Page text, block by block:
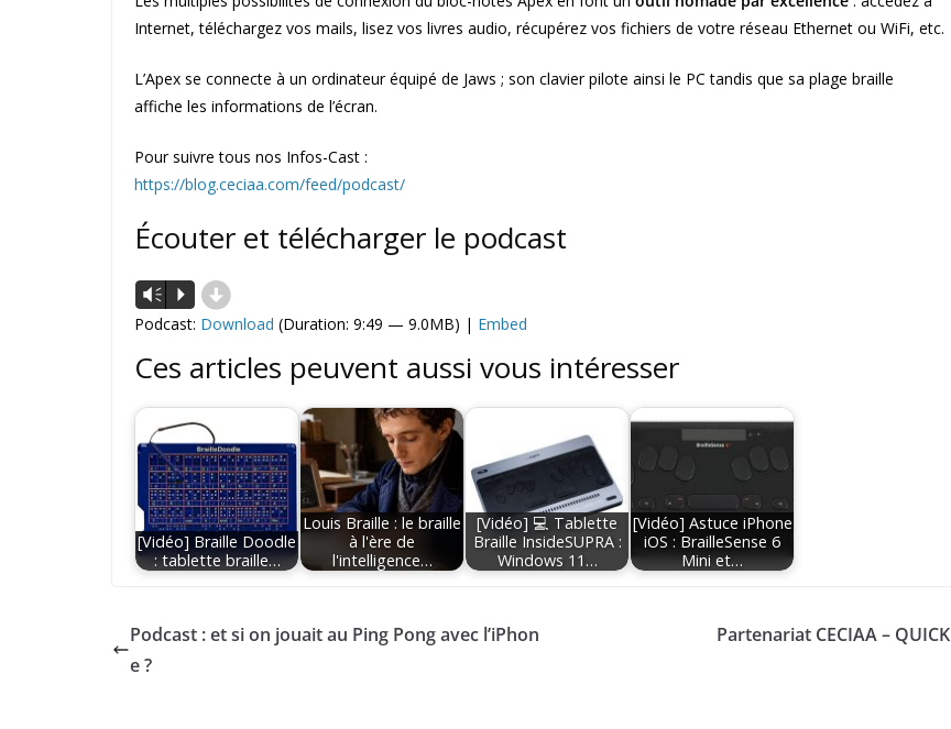
Internet, téléchargez vos mails, lisez vos livres audio, récupérez vos fichiers de votre réseau Ethernet ou WiFi, etc.
L’Apex se connecte à un ordinateur équipé de Jaws ; son clavier pilote ainsi le PC tandis que sa plage braille
affiche les informations de l’écran.
Pour suivre tous nos Infos-Cast :
https://blog.ceciaa.com/feed/podcast/
Écouter et télécharger le podcast
Lecteur
audio
Vm P d
Podcast: Download (Duration: 9:49 — 9.0MB) | Embed
Ces articles peuvent aussi vous intéresser
[Vidéo] Braille Doodle
: tablette braille…
Louis Braille : le braille
à l'ère de
l'intelligence…
[Vidéo] 💻 Tablette
Braille InsideSUPRA :
Windows 11…
[Vidéo] Astuce iPhone
iOS : BrailleSense 6
Mini et…
Podcast : et si on jouait au Ping Pong avec l’iPhon
e ?
Partenariat CECIAA – QUICK